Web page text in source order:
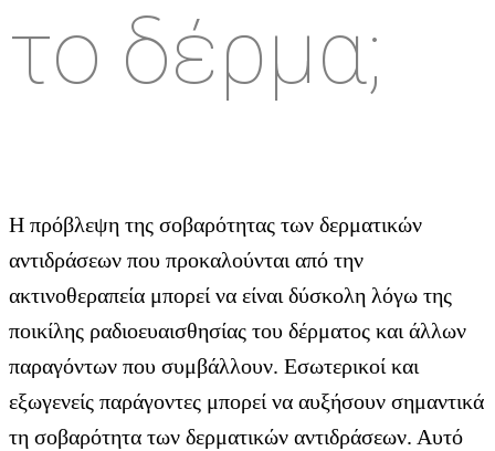
το δέρμα;
Η πρόβλεψη της σοβαρότητας των δερματικών
αντιδράσεων που προκαλούνται από την
ακτινοθεραπεία μπορεί να είναι δύσκολη λόγω της
ποικίλης ραδιοευαισθησίας του δέρματος και άλλων
παραγόντων που συμβάλλουν. Εσωτερικοί και
εξωγενείς παράγοντες μπορεί να αυξήσουν σημαντικά
τη σοβαρότητα των δερματικών αντιδράσεων. Αυτό